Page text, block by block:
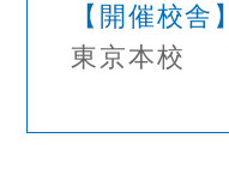
【開催校舎】
東京本校